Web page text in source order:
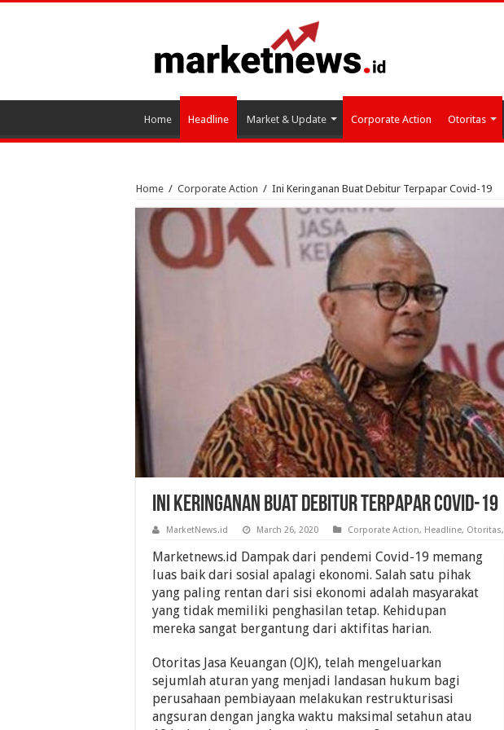
Home Headline Market & Update Corporate Action Otoritas
Home / Corporate Action / Ini Keringanan Buat Debitur Terpapar Covid-19
Ini Keringanan Buat Debitur Terpapar Covid-19
MarketNews.id March 26, 2020 Corporate Action, Headline, Otoritas,
Marketnews.id Dampak dari pendemi Covid-19 memang
luas baik dari sosial apalagi ekonomi. Salah satu pihak
yang paling rentan dari sisi ekonomi adalah masyarakat
yang tidak memiliki penghasilan tetap. Kehidupan
mereka sangat bergantung dari aktifitas harian.
Otoritas Jasa Keuangan (OJK), telah mengeluarkan
sejumlah aturan yang menjadi landasan hukum bagi
perusahaan pembiayaan melakukan restrukturisasi
angsuran dengan jangka waktu maksimal setahun atau